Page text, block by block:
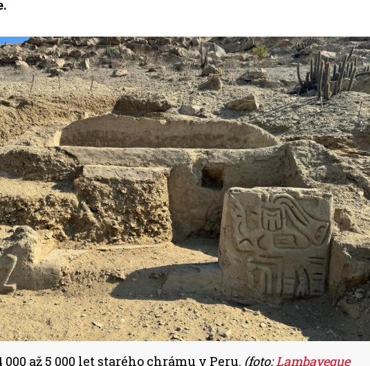
až 5 000 let starého chrámu v Peru. (foto:Lambayeque